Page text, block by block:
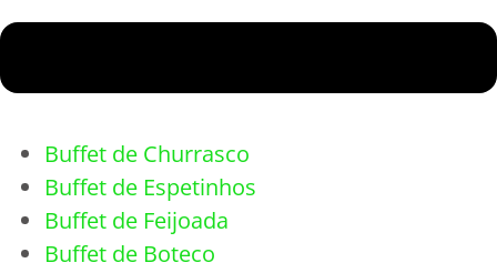
Buffet de Churrasco
Buffet de Espetinhos
Buffet de Feijoada
Buffet de Boteco